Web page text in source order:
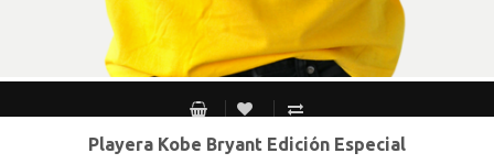
CH M G XG XXG
Playera Kobe Bryant Edición Especial